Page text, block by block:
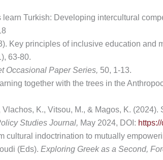
Turkish: Developing intercultural
Key principles of inclusive education
63-80.
Occasional Paper Series, 50, 1-13.
together with the trees in the
K., Vitsou, M., & Magos, K.
Studies Journal, May 2024, DOI:
cultural indoctrination to mutually
(Eds). Exploring Greek as a Second,